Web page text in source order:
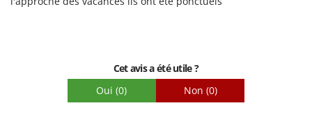
Cet avis a été utile ?
Oui (0) Non (0)